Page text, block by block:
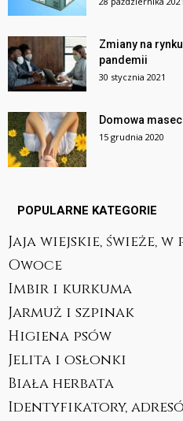
Zmiany na
pandemii
30 stycznia 2021
Domowa
15 grudnia 2020
POPULARNE KATEGORIE
Jaja wiejskie, świeże, w
Owoce
Imbir i kurkuma
Jarmuż i szpinak
Higiena psów
Jelita i osłonki
Biała herbata
Identyfikatory,